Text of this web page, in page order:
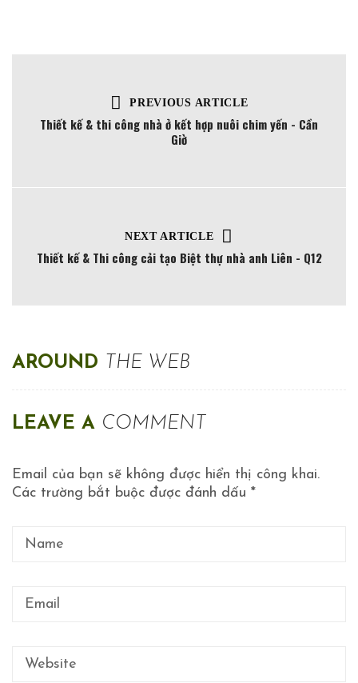
PREVIOUS ARTICLE
Thiết kế & thi công nhà ở kết hợp nuôi chim yến - Cần
Giờ
NEXT ARTICLE
Thiết kế & Thi công cải tạo Biệt thự nhà anh Liên - Q12
AROUND THE WEB
LEAVE A COMMENT
Email của bạn sẽ không được hiển thị công khai.
Các trường bắt buộc được đánh dấu *